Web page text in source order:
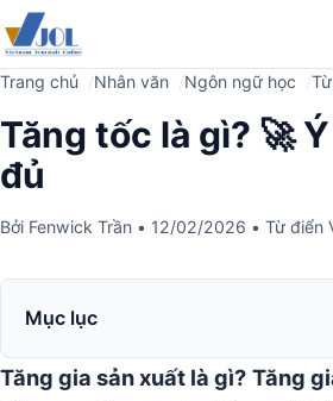
Trang chủ Nhân văn Ngôn ngữ học
Tăng tốc là gì? 🚀
đủ
Bởi Fenwick Trần • 12/02/2026 • Từ điển
Mục lục
Tăng gia sản xuất là gì? Tăng